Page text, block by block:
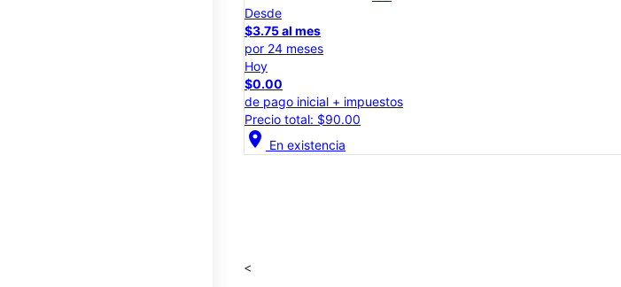
Desde
$3.75 al mes
por 24 meses
Hoy
$0.00
de pago inicial + impuestos
Precio total: $90.00
location_on En existencia
<